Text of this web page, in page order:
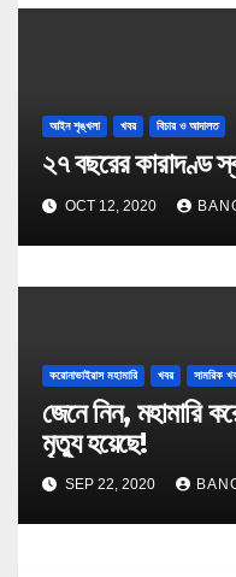
আইন শৃঙ্খলা খবর বিচার ও আদালত
২৭ বছরের কারাদণ্ড
OCT 12, 2020
করোনাভাইরাস মহামারি খবর সামরিক
জেনে নিন, মহামারি
মৃত্যু হয়েছে!
SEP 22, 2020